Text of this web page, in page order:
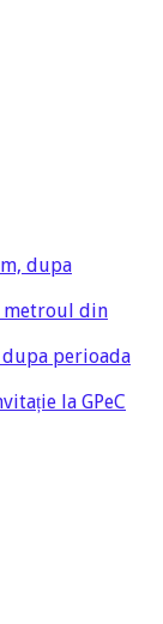
dupa
metroul din
dupa perioada
la GPeC